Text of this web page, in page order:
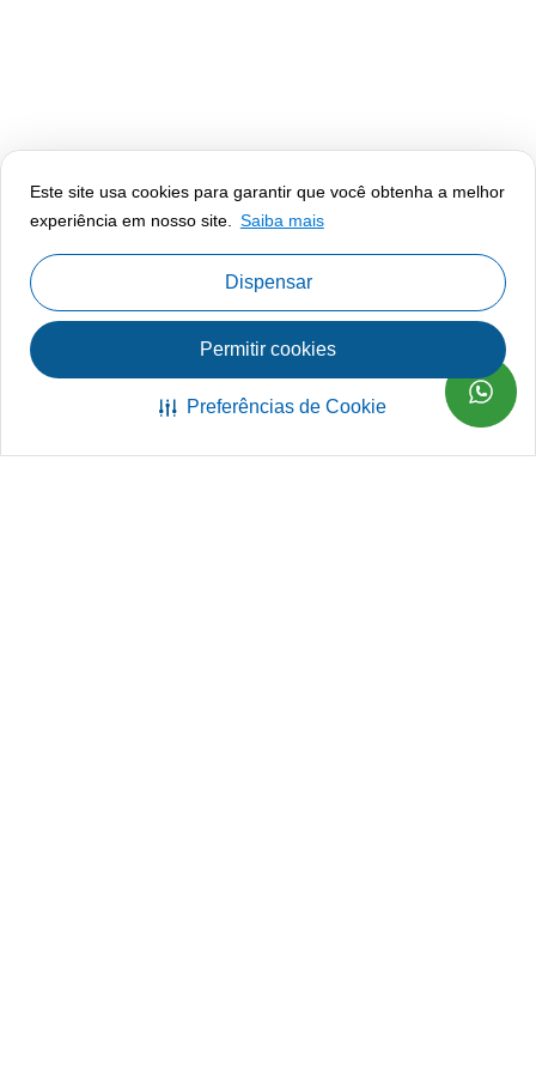
Este site usa cookies para garantir que você obtenha a melhor
experiência em nosso site. Saiba mais
Permitir cookies
Dispensar
Preferências de Cookie